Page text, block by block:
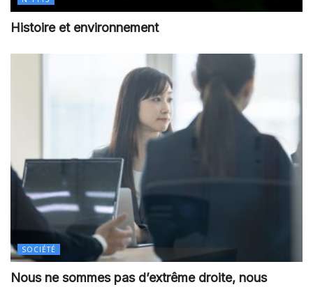
Histoire et environnement
SOCIÉTÉ
Nous ne sommes pas d’extrême droite, nous